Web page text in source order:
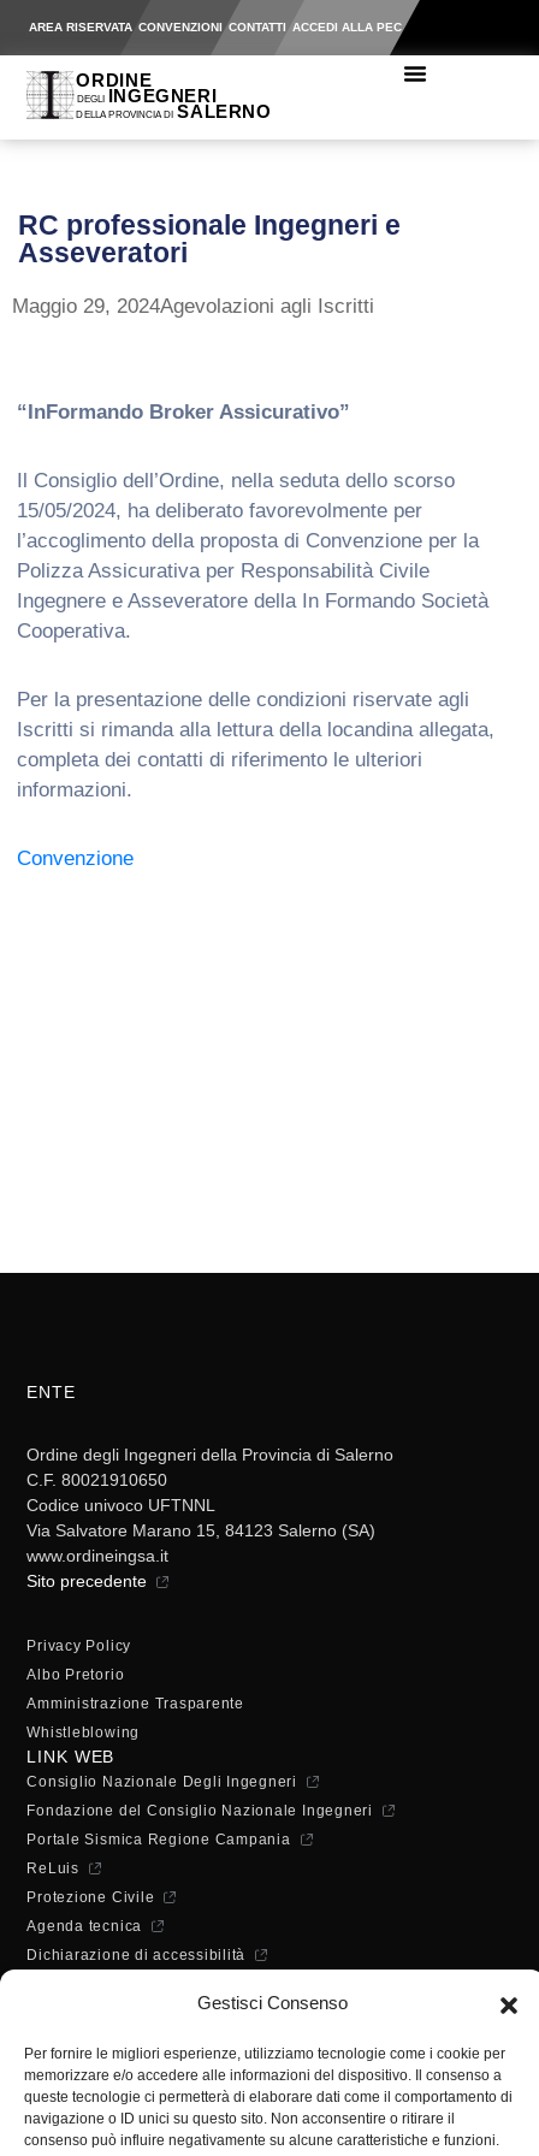
Gestisci Consenso
Per fornire le migliori esperienze, utilizziamo tecnologie come i cookie per
memorizzare e/o accedere alle informazioni del dispositivo. Il consenso a
queste tecnologie ci permetterà di elaborare dati come il comportamento di
navigazione o ID unici su questo sito. Non acconsentire o ritirare il
consenso può influire negativamente su alcune caratteristiche e funzioni.
AREA RISERVATA CONVENZIONI CONTATTI ACCEDI ALLA PEC
RC professionale Ingegneri e
Asseveratori
Maggio 29, 2024Agevolazioni agli Iscritti
“InFormando Broker Assicurativo”
Il Consiglio dell’Ordine, nella seduta dello scorso
15/05/2024, ha deliberato favorevolmente per
l’accoglimento della proposta di Convenzione per la
Polizza Assicurativa per Responsabilità Civile
Ingegnere e Asseveratore della In Formando Società
Cooperativa.
Per la presentazione delle condizioni riservate agli
Iscritti si rimanda alla lettura della locandina allegata,
completa dei contatti di riferimento le ulteriori
informazioni.
Convenzione
ENTE
Ordine degli Ingegneri della Provincia di Salerno
C.F. 80021910650
Codice univoco UFTNNL
Via Salvatore Marano 15, 84123 Salerno (SA)
www.ordineingsa.it
Sito precedente
Privacy Policy
Albo Pretorio
Amministrazione Trasparente
Whistleblowing
LINK WEB
Consiglio Nazionale Degli Ingegneri
Fondazione del Consiglio Nazionale Ingegneri
Portale Sismica Regione Campania
ReLuis
Protezione Civile
Agenda tecnica
Dichiarazione di accessibilità
Lunedì - Mercoledì - Venerdì:
Martedì - Giovedì:
10:00 - 12:00 / 14:30 - 16:30
SEGRETERIA